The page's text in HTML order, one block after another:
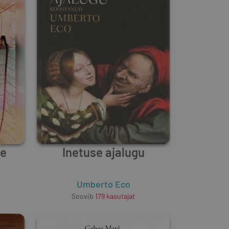
Inetuse ajalugu
Umberto Eco
Soovib 179 kasutajat